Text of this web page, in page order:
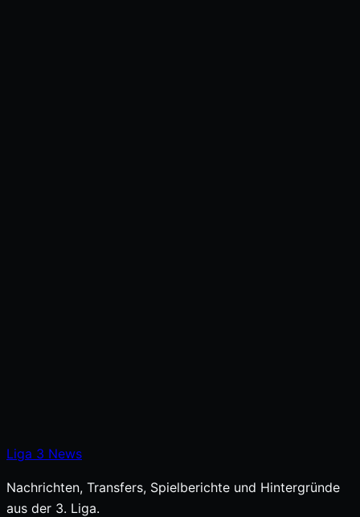
Liga 3 News
Nachrichten, Transfers, Spielberichte und Hintergründe
aus der 3. Liga.